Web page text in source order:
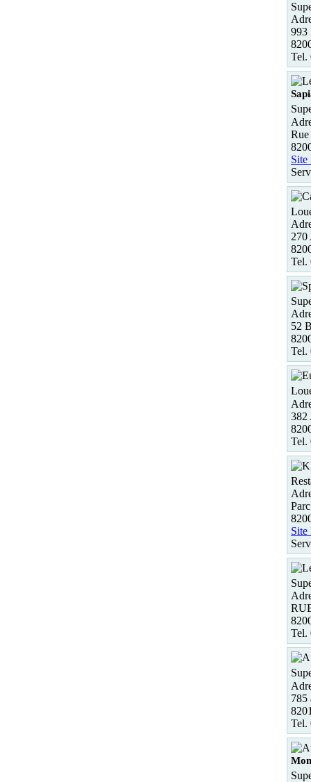
993
Tel.
Site
270
Tel.
52
Tel.
382
Tel.
Site
Tel.
785
Tel.